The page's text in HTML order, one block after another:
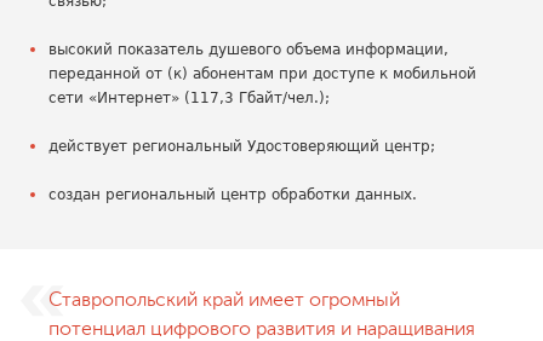
высокий показатель душевого объема информации,
переданной от (к) абонентам при доступе к мобильной
сети «Интернет» (117,3 Гбайт/чел.);
действует региональный Удостоверяющий центр;
создан региональный центр обработки данных.
Ставропольский край имеет огромный
потенциал цифрового развития и наращивания